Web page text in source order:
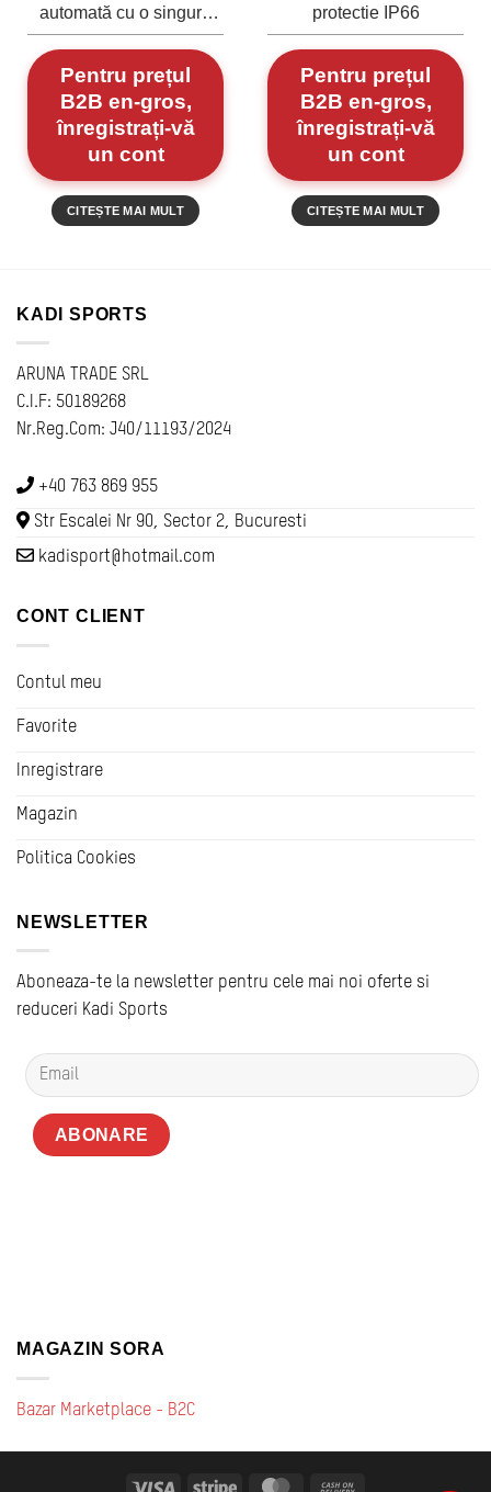
automată cu o singură
mână, cu temperatură
Pentru prețul
B2B en-gros,
înregistrați-vă
un cont
CITEȘTE MAI MULT
protectie IP66
Pentru prețul
B2B en-gros,
înregistrați-vă
un cont
CITEȘTE MAI MULT
KADI SPORTS
ARUNA TRADE SRL
C.I.F: 50189268
Nr.Reg.Com: J40/11193/2024
+40 763 869 955
Str Escalei Nr 90, Sector 2, Bucuresti
kadisport@hotmail.com
CONT CLIENT
Contul meu
Favorite
Inregistrare
Magazin
Politica Cookies
NEWSLETTER
Aboneaza-te la newsletter pentru cele mai noi oferte si
reduceri Kadi Sports
MAGAZIN SORA
Bazar Marketplace - B2C